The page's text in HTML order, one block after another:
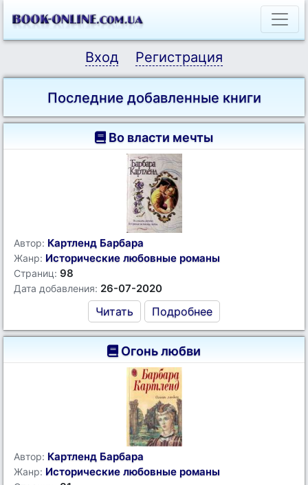
Вход Регистрация
Последние добавленные книги
Во власти мечты
Автор: Картленд Барбара
Жанр: Исторические любовные романы
Страниц: 98
Дата добавления: 26-07-2020
Читать Подробнее
Огонь любви
Автор: Картленд Барбара
Жанр: Исторические любовные романы